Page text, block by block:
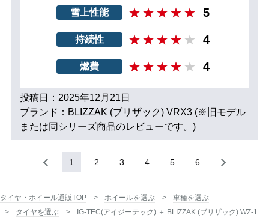
雪上性能 5
持続性 4
燃費 4
投稿日：2025年12月21日
ブランド：BLIZZAK (ブリザック) VRX3 (※旧モデル
または同シリーズ商品のレビューです。)
1 2 3 4 5 6
タイヤ・ホイール通販TOP ホイールを選ぶ
車種を選ぶ
タイヤを選ぶ
IG-TEC(アイジーテック) ＋ BLIZZAK (ブリザック) WZ-1